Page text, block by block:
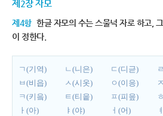
제2장 자모
제4항 한글 자모의 수는 스물넉 자로 하고,
이 정한다.
ㄱ(기역) ㄴ(니은) ㄷ(디귿)
ㅂ(비읍)
ㅅ(시옷) ㅇ(이응)
ㅋ(키읔)
ㅌ(티읕) ㅍ(피읖)
ㅏ(아)
ㅑ(야) ㅓ(어)